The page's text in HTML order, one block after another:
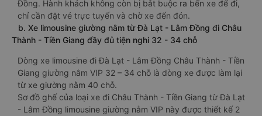
Đồng. Hành khách không còn bị bắt buộc ra bến xe để đi,
chỉ cần đặt vé trực tuyến và chờ xe đến đón.
b. Xe limousine giường nằm từ Đà Lạt - Lâm Đồng đi Châu
Thành - Tiền Giang đầy đủ tiện nghi 32 - 34 chỗ
Dòng xe limousine đi Đà Lạt - Lâm Đồng Châu Thành - Tiền
Giang giường nằm VIP 32 – 34 chỗ là dòng xe được làm lại
từ xe giường nằm 40 chỗ.
Sơ đồ ghế của loại xe đi Châu Thành - Tiền Giang từ Đà Lạt
- Lâm Đồng limousine giường nằm VIP này được thiết kế 2